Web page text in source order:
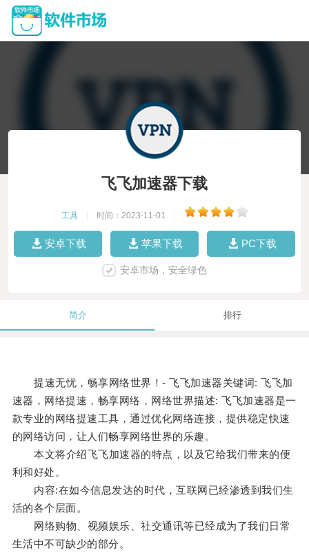
飞飞加速器下载
工具 时间：2023-11-01
安卓下载 苹果下载 PC下载
安卓市场，安全绿色
简介 排行
提速无忧，畅享网络世界！- 飞飞加速器关键词: 飞飞加
速器，网络提速，畅享网络，网络世界描述: 飞飞加速器是一
款专业的网络提速工具，通过优化网络连接，提供稳定快速
的网络访问，让人们畅享网络世界的乐趣。
本文将介绍飞飞加速器的特点，以及它给我们带来的便
利和好处。
内容:在如今信息发达的时代，互联网已经渗透到我们生
活的各个层面。
网络购物、视频娱乐、社交通讯等已经成为了我们日常
生活中不可缺少的部分。